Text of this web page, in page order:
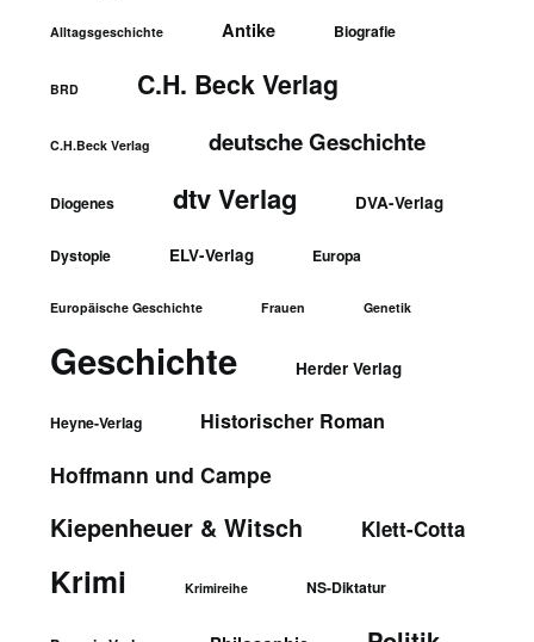
Alltagsgeschichte Antike Biografie
BRD C.H. Beck Verlag
C.H.Beck Verlag deutsche Geschichte
Diogenes dtv Verlag DVA-Verlag
Dystopie ELV-Verlag Europa
Europäische Geschichte Frauen Genetik
Geschichte Herder Verlag
Heyne-Verlag Historischer Roman
Hoffmann und Campe
Kiepenheuer & Witsch Klett-Cotta
Krimi Krimireihe NS-Diktatur